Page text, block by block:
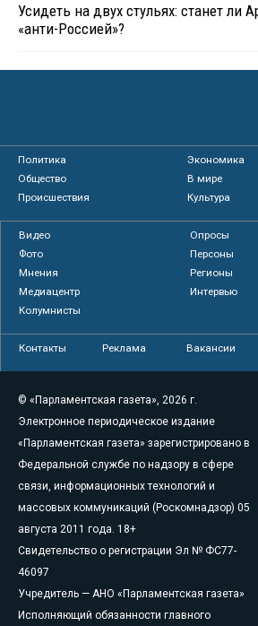
Усидеть на двух стульях: станет ли
«анти-Россией»?
Политика
Экономика
Общество
В мире
Происшествия
Культура
Видео
Опросы
Фото
Персоны
Мнения
Регионы
Медиацентр
Интервью
Колумнисты
Контакты Реклама Вакансии
© «Парламентская газета», 2026 г.
Электронное периодическое издание
«Парламентская газета» зарегистрировано в
Федеральной службе по надзору в сфере
связи, информационных технологий и
массовых коммуникаций (Роскомнадзор) 05
августа 2011 года. 18+
Свидетельство о регистрации Эл № ФС77-
46097
Учредитель — АНО «Парламентская газета»
Исполняющий обязанности главного